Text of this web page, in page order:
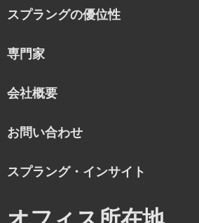
スプラングの優位性
専門家
会社概要
お問い合わせ
スプラング・インサイト